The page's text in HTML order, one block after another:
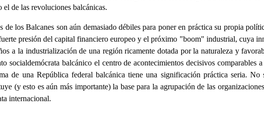
el de las revoluciones balcánicas.
de los Balcanes son aún demasiado débiles para poner en práctica su propia
presión del capital financiero europeo y el próximo "boom" industrial, cuya
a la industrialización de una región ricamente dotada por la naturaleza y
socialdemócrata balcánico el centro de acontecimientos decisivos comparables
de una República federal balcánica tiene una significación práctica seria.
(y esto es aún más importante) la base para la agrupación de las
internacional.